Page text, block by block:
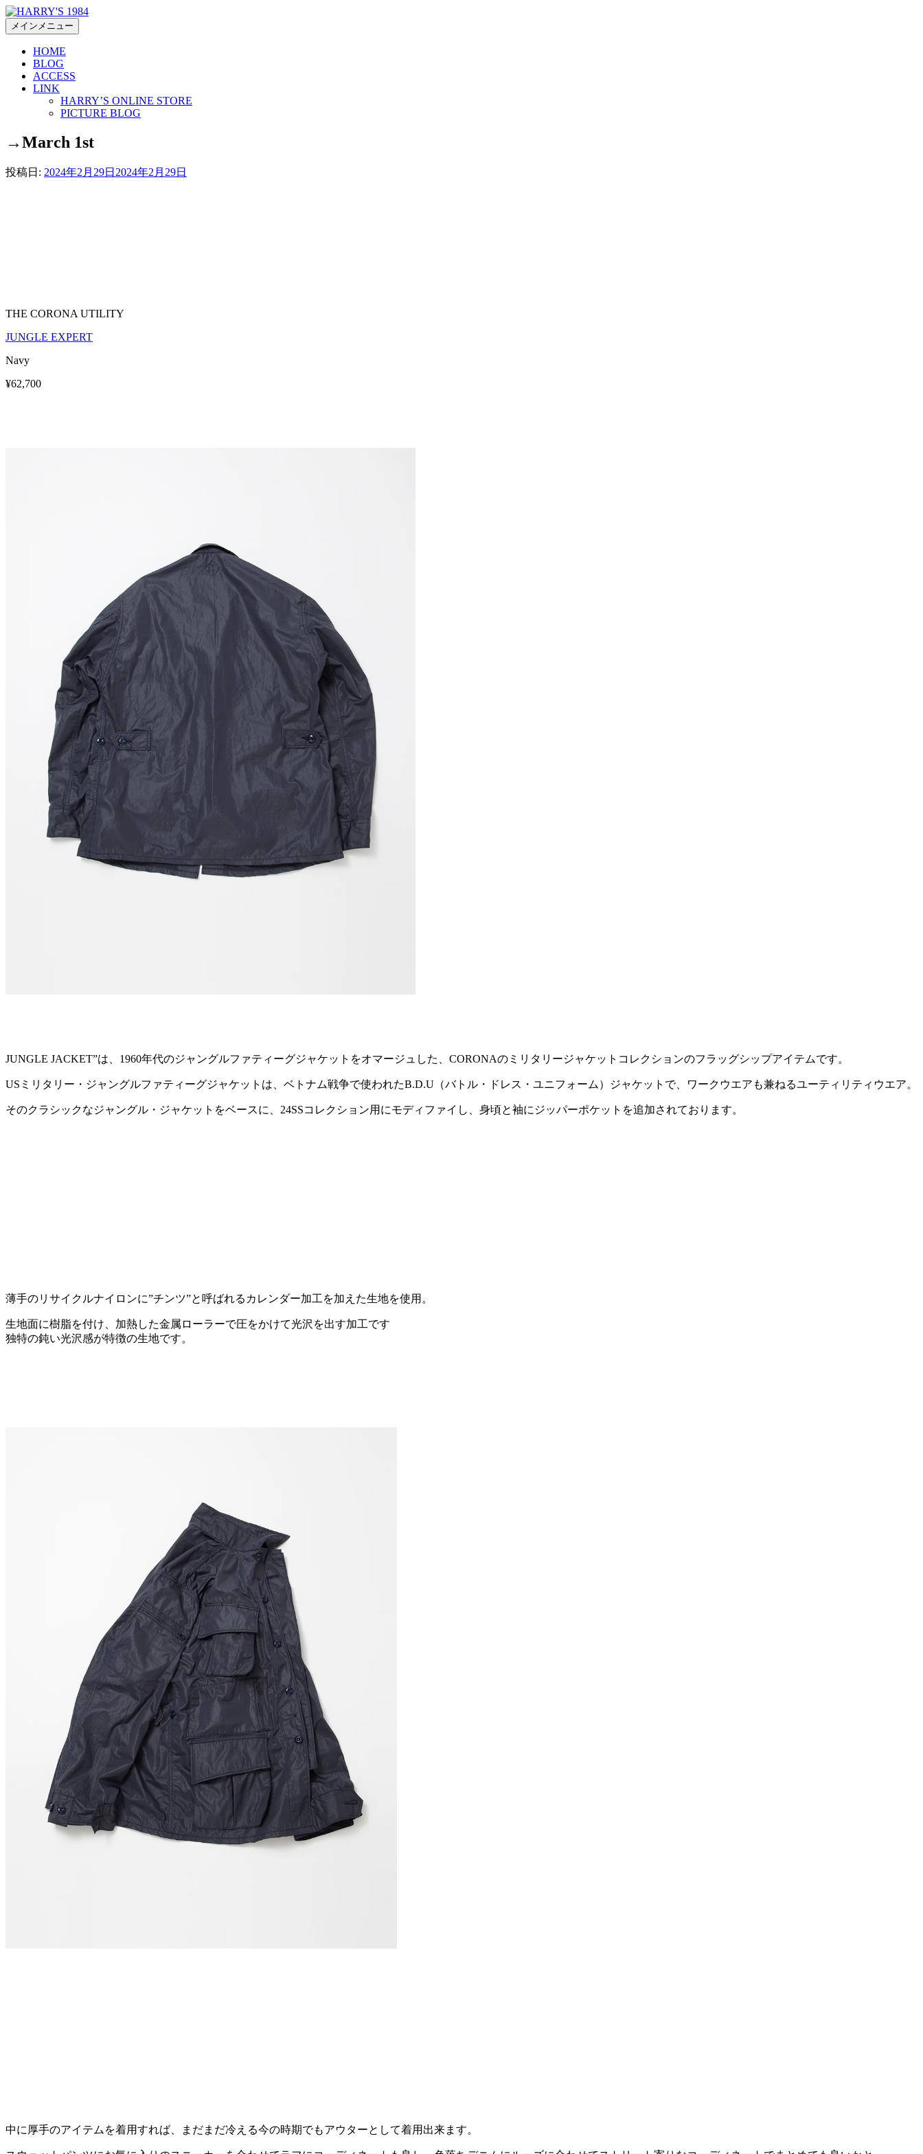
コ
ンメインメニュー
HOME
BLOG
ACCESS
LINK
HARRY’S ONLINE STORE
PICTURE BLOG
→March 1st
投稿日: 2024年2月29日 2024年2月29日
THE CORONA UTILITY
JUNGLE EXPERT
Navy
¥62,700
JUNGLE JACKET”は、1960年代のジャングルファティーグジャケットをオマージュした、CORONAのミリタリージャケットコレクションのフラッグシップアイテムです。
USミリタリー・ジャングルファティーグジャケットは、ベトナム戦争で使われたB.D.U（バトル・ドレス・ユニフォーム）ジャケットで、ワークウエアも兼ねるユーティリティウエア。
そのクラシックなジャングル・ジャケットをベースに、24SSコレクション用にモディファイし、身頃と袖にジッパーポケットを追加されております。
薄手のリサイクルナイロンに”チンツ”と呼ばれるカレンダー加工を加えた生地を使用。
生地面に樹脂を付け、加熱した金属ローラーで圧をかけて光沢を出す加工です
独特の鈍い光沢感が特徴の生地です。
中に厚手のアイテムを着用すれば、まだまだ冷える今の時期でもアウターとして着用出来ます。